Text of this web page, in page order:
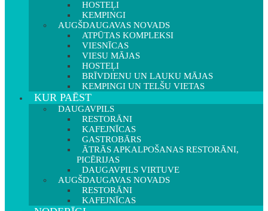
HOSTEĻI
KEMPINGI
AUGŠDAUGAVAS NOVADS
ATPŪTAS KOMPLEKSI
VIESNĪCAS
VIESU MĀJAS
HOSTEĻI
BRĪVDIENU UN LAUKU MĀJAS
KEMPINGI UN TELŠU VIETAS
KUR PAĒST
DAUGAVPILS
RESTORĀNI
KAFEJNĪCAS
GASTROBĀRS
ĀTRĀS APKALPOŠANAS RESTORĀNI,
PICĒRIJAS
DAUGAVPILS VIRTUVE
AUGŠDAUGAVAS NOVADS
RESTORĀNI
KAFEJNĪCAS